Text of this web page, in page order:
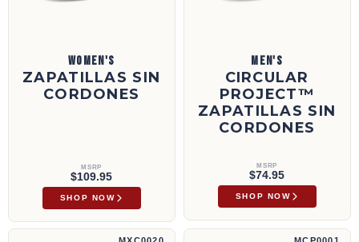
WOMEN'S
ZAPATILLAS SIN
CORDONES
MSRP
$109.95
SHOP NOW
MEN'S
CIRCULAR
PROJECT™
ZAPATILLAS SIN
CORDONES
MSRP
$74.95
SHOP NOW
Mocasines de conducción sin cordones | MXC0020Sin cordones | MCP0001